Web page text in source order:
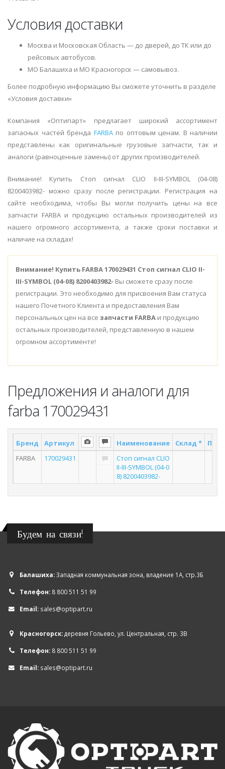
Условия доставки
Москва и Московская Область — до дверей, до ТК или до
рейсовых автобусов.
МО Балашиха и МО Красногорск — самовывоз.
Более подробную информацию Вы сможете уточнить в разделе
«Условия доставки»
Компания «Оптипарт» предлагает широкий ассортимент
запасных частей бренда FARBAпо оптовым ценам. В наличии
представлены как оригинальные грузовые запчасти, так и
аналоги (равноценные замены) от других производителей.
Внимание! Купить Стоп сигнал CLIO II-III-SYMBOL (04-08)
8200403982- можно сразу после регистрации. Регистрация на
сайте необходима, чтобы Вы могли получить цены на все
запчасти FARBA и продукцию остальных производителей из
нашего огромного ассортимента, а также сроки поставки и
наличие на складах!
Внимание! Купить FARBA 170029431 Стоп сигнал CLIO II-
III-SYMBOL (04-08) 8200403982- Вы сможете сразу после
регистрации. Это необходимо для присвоения Вам статуса
нашего Почетного Клиента и предоставления Вам
персональных цен на все запчасти FARBA и продукцию
остальных производителей, представленную в нашем
огромном ассортименте!
Предложения и аналоги для
farba 170029431
Бренд Артикул Наименование Склад *
FARBA
170029431
Стоп сигнал CLIO
II-III-SYMBOL (04-0
8) 8200403982-
Будем на связи!
Балашиха:Западная коммунальная зона, владение 1А, стр.3Б
Телефон: 8 800 511 51 99
Email: sales@optipart.ru
Красногорск:деревня Гольево, ул. Центральная, стр. 3В
Телефон: 8 800 511 51 99
Email: sales@optipart.ru